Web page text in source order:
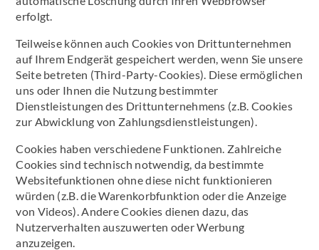
erfolgt.
Teilweise können auch Cookies von Drittunternehmen
auf Ihrem Endgerät gespeichert werden, wenn Sie unsere
Seite betreten (Third-Party-Cookies). Diese ermöglichen
uns oder Ihnen die Nutzung bestimmter
Dienstleistungen des Drittunternehmens (z.B. Cookies
zur Abwicklung von Zahlungsdienstleistungen).
Cookies haben verschiedene Funktionen. Zahlreiche
Cookies sind technisch notwendig, da bestimmte
Websitefunktionen ohne diese nicht funktionieren
würden (z.B. die Warenkorbfunktion oder die Anzeige
von Videos). Andere Cookies dienen dazu, das
Nutzerverhalten auszuwerten oder Werbung
anzuzeigen.